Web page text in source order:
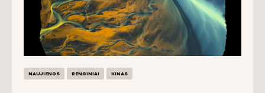
NAUJIENOS RENGINIAI KINAS